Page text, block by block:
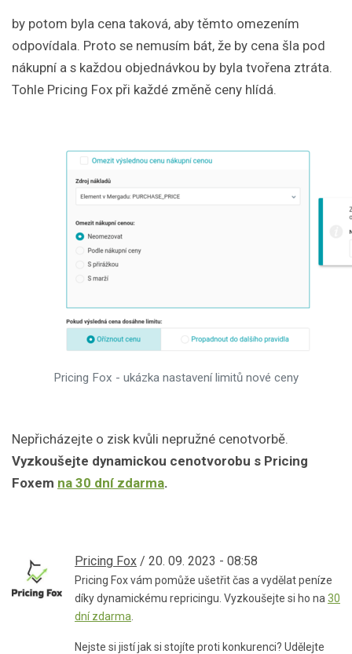
by potom byla cena taková, aby těmto omezením
odpovídala. Proto se nemusím bát, že by cena šla pod
nákupní a s každou objednávkou by byla tvořena ztráta.
Tohle Pricing Fox při každé změně ceny hlídá.
Pricing Fox - ukázka nastavení limitů nové ceny
Nepřicházejte o zisk kvůli nepružné cenotvorbě.
Vyzkoušejte dynamickou cenotvorobu s Pricing
Foxem na 30 dní zdarma.
Pricing Fox / 20. 09. 2023 - 08:58
Pricing Fox vám pomůže ušetřit čas a vydělat peníze
díky dynamickému repricingu. Vyzkoušejte si ho na 30
dní zdarma
Nejste si jistí jak si stojíte proti konkurenci? Udělejte